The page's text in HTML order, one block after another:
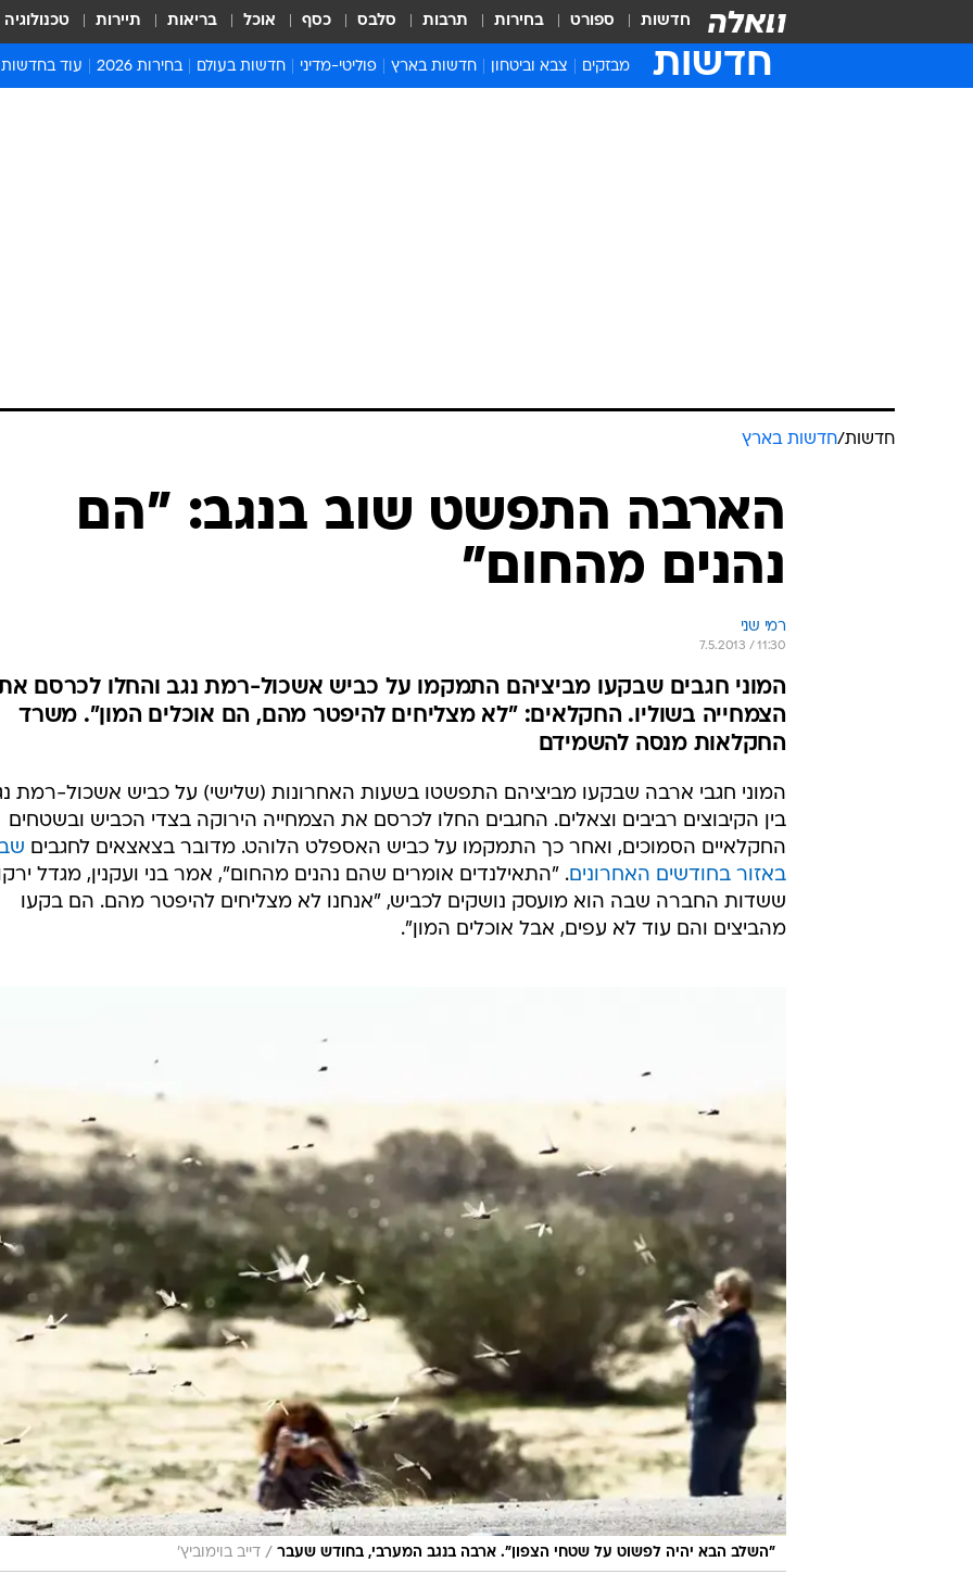
חדשות ספורט בחירות תרבות סלבס כסף אוכל בריאות תיירות טכנולוגיה
חדשות מבזקים צבא וביטחון חדשות בארץ פוליטי-מדיני חדשות בעולם בחירות 2026 עוד בחדשות
המייל האדום
חדשות/חדשות בארץ
הארבה התפשט שוב בנגב: "הם
נהנים מהחום"
רמי שני
7.5.2013 / 11:30
המוני חגבים שבקעו מביציהם התמקמו על כביש אשכול-רמת נגב והחלו לכרסם
הצמחייה בשוליו. החקלאים: "לא מצליחים להיפטר מהם, הם אוכלים המון". משרד
החקלאות מנסה להשמידם
המוני חגבי ארבה שבקעו מביציהם התפשטו בשעות האחרונות (שלישי) על כביש אשכול-רמת
בין הקיבוצים רביבים וצאלים. החגבים החלו לכרסם את הצמחייה הירוקה בצדי הכביש ובשטחים
החקלאיים הסמוכים, ואחר כך התמקמו על כביש האספלט הלוהט. מדובר בצאצאים לחגבים
באזור בחודשים האחרונים. "התאילנדים אומרים שהם נהנים מהחום", אמר בני ועקנין, מגדל
ששדות החברה שבה הוא מועסק נושקים לכביש, "אנחנו לא מצליחים להיפטר מהם. הם בקעו
מהביצים והם עוד לא עפים, אבל אוכלים המון".
"השלב הבא יהיה לפשוט על שטחי הצפון". ארבה בנגב המערבי, בחודש שעבר / דייב בוימוביץ'